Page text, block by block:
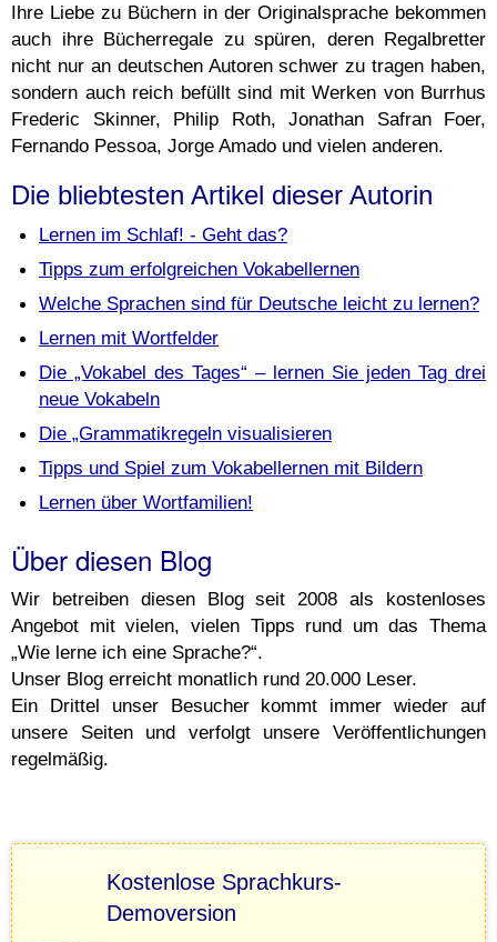
Ihre Liebe zu Büchern in der Originalsprache bekommen
auch ihre Bücherregale zu spüren, deren Regalbretter
nicht nur an deutschen Autoren schwer zu tragen haben,
sondern auch reich befüllt sind mit Werken von Burrhus
Frederic Skinner, Philip Roth, Jonathan Safran Foer,
Fernando Pessoa, Jorge Amado und vielen anderen.
Die bliebtesten Artikel dieser Autorin
Lernen im Schlaf! - Geht das?
Tipps zum erfolgreichen Vokabellernen
Welche Sprachen sind für Deutsche leicht zu lernen?
Lernen mit Wortfelder
Die „Vokabel des Tages“ – lernen Sie jeden Tag drei
neue Vokabeln
Die „Grammatikregeln visualisieren
Tipps und Spiel zum Vokabellernen mit Bildern
Lernen über Wortfamilien!
Über diesen Blog
Wir betreiben diesen Blog seit 2008 als kostenloses
Angebot mit vielen, vielen Tipps rund um das Thema
„Wie lerne ich eine Sprache?“.
Unser Blog erreicht monatlich rund 20.000 Leser.
Ein Drittel unser Besucher kommt immer wieder auf
unsere Seiten und verfolgt unsere Veröffentlichungen
regelmäßig.
Kostenlose Sprachkurs-
Demoversion